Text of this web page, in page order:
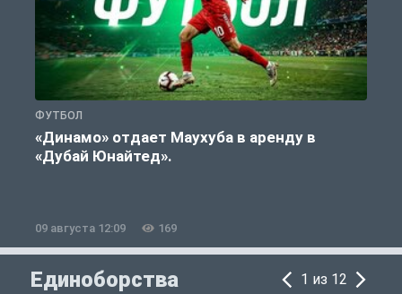
ФУТБОЛ
«Динамо» отдает Маухуба в аренду в
«Дубай Юнайтед».
09 августа 12:09 169
Единоборства 1 из 12